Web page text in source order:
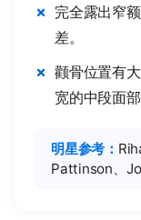
完全露出窄
差。
颧骨位置有
宽的中段面部
明星参考：
Pattinson、